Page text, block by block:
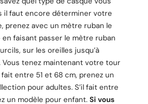
il faut encore déterminer votre
prenez avec un mètre ruban le
faisant passer le mètre ruban
sur les oreilles jusqu’à
Vous tenez maintenant votre tour
fait entre 51 et 68 cm, prenez un
pour adultes. S’il fait entre
un modèle pour enfant. Si vous